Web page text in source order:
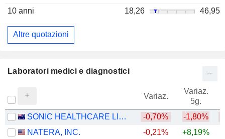
10 anni
18,26 46,95
Altre quotazioni
Laboratori medici e diagnostici
Variaz.
Variaz.
5g.
SONIC HEALTHCARE LIMITED -0,70% -1,80%
NATERA, INC.
-0,21% +8,19%